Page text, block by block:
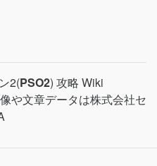
2(PSO2) 攻略 Wiki
や文章データは株式会社セ